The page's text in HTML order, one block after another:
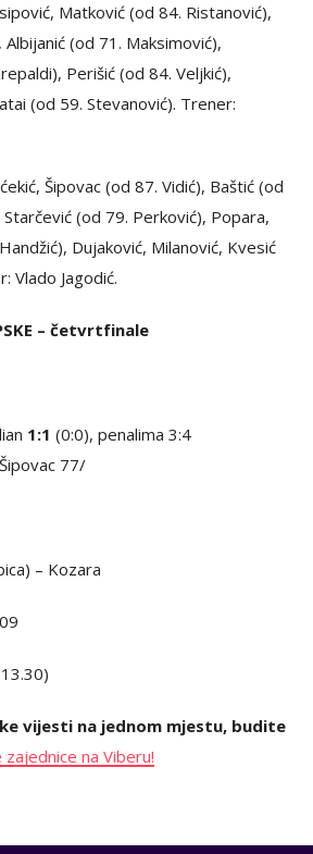
Matković (od 84. Ristanović),
(od 71. Maksimović),
Perišić (od 84. Veljkić),
(od 59. Stevanović). Trener:
Šipovac (od 87. Vidić), Baštić (od
(od 79. Perković), Popara,
Dujaković, Milanović, Kvesić
Vlado Jagodić.
– četvrtfinale
1:1 (0:0), penalima 3:4
77/
– Kozara
vijesti na jednom mjestu, budite
na Viberu!